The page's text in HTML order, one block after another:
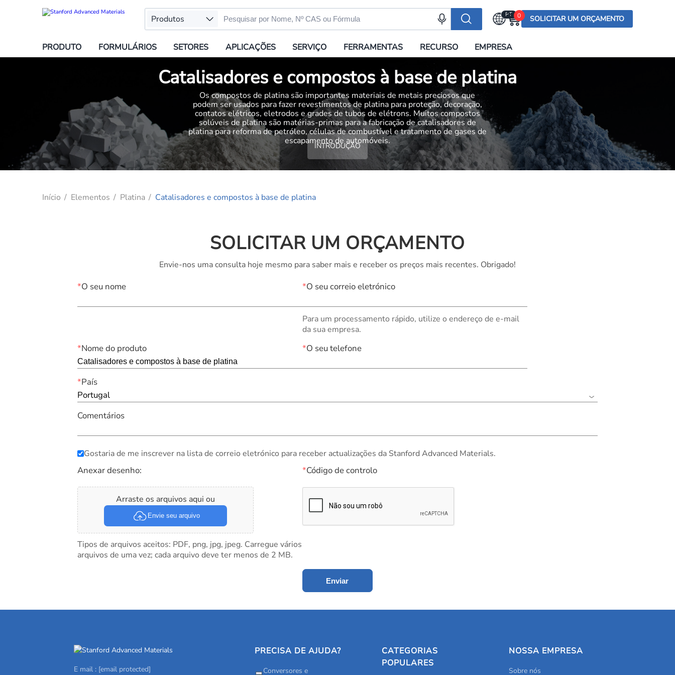
Produtos PT
English (US)
English (UK)
Española
Deutsch
Français
Italiano
日本語
Русский
0 SOLICITAR UM ORÇAMENTO
PRODUTO FORMULÁRIOS SETORES APLICAÇÕES SERVIÇO FERRAMENTAS RECURSO EMPRESA
Catalisadores e compostos à base de platina
Os compostos de platina são importantes materiais de metais preciosos que
podem ser usados para fazer revestimentos de platina para proteção, decoração,
contatos elétricos, eletrodos e grades de tubos de elétrons. Muitos compostos
solúveis de platina são matérias-primas para a fabricação de catalisadores de
platina para reforma de petróleo, células de combustível e tratamento de gases de
escapamento de automóveis.
INTRODUÇÃO
Início Elementos Platina Catalisadores e compostos à base de platina
SOLICITAR UM ORÇAMENTO
Envie-nos uma consulta hoje mesmo para saber mais e receber os preços mais recentes. Obrigado!
*O seu nome *O seu correio eletrónico
Para um processamento rápido, utilize o endereço de e-mail
da sua empresa.
*Nome do produto *O seu telefone
*País
Portugal
Comentários
Gostaria de me inscrever na lista de correio eletrónico para receber actualizações da Stanford Advanced Materials.
Anexar desenho:
Arraste os arquivos aqui ou
Envie seu arquivo
*Código de controlo
Tipos de arquivos aceitos: PDF, png, jpg, jpeg. Carregue vários
arquivos de uma vez; cada arquivo deve ter menos de 2 MB.
Enviar
E mail : [email protected]
PRECISA DE AJUDA?
Conversores e
CATEGORIAS
POPULARES
NOSSA EMPRESA
Sobre nós